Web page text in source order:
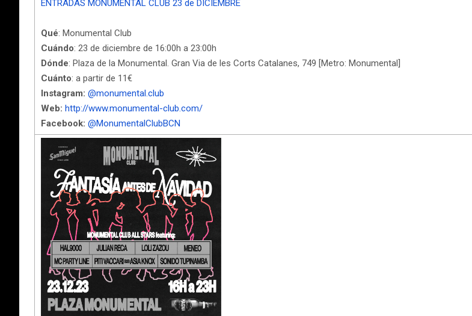
ENTRADAS MONUMENTAL CLUB 23 de DICIEMBRE
Qué: Monumental Club
Cuándo: 23 de diciembre de 16:00h a 23:00h
Dónde: Plaza de la Monumental. Gran Via de les Corts Catalanes, 749 [Metro: Monumental]
Cuánto: a partir de 11€
Instagram: @monumental.club
Web: http://www.monumental-club.com/
Facebook: @MonumentalClubBCN